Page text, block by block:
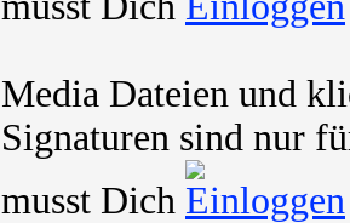
Media Dateien und
Signaturen sind nur
musst Dich